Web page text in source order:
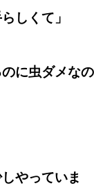
しくて」
に虫ダメなの
やっていま